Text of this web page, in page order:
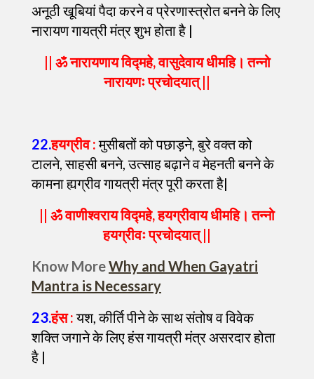
अनूठी खूबियां पैदा करने व प्रेरणास्त्रोत बनने के लिए
नारायण गायत्री मंत्र शुभ होता है |
|| ॐ नारायणाय विद्महे, वासुदेवाय धीमहि। तन्नो
नारायणः प्रचोदयात् ||
22.हयग्रीव :मुसीबतों को पछाड़ने, बुरे वक्त को
टालने, साहसी बनने, उत्साह बढ़ाने व मेहनती बनने के
कामना ह्यग्रीव गायत्री मंत्र पूरी करता है|
|| ॐ वाणीश्वराय विद्महे, हयग्रीवाय धीमहि। तन्नो
हयग्रीवः प्रचोदयात् ||
Know MoreWhy and When Gayatri
Mantra is Necessary
23.हंस :यश, कीर्ति पीने के साथ संतोष व विवेक
शक्ति जगाने के लिए हंस गायत्री मंत्र असरदार होता
है |